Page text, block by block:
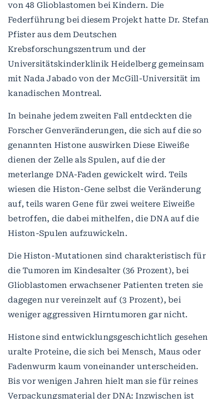
von 48 Glioblastomen bei Kindern. Die
Federführung bei diesem Projekt hatte Dr. Stefan
Pfister aus dem Deutschen
Krebsforschungszentrum und der
Universitätskinderklinik Heidelberg gemeinsam
mit Nada Jabado von der McGill-Universität im
kanadischen Montreal.
In beinahe jedem zweiten Fall entdeckten die
Forscher Genveränderungen, die sich auf die so
genannten Histone auswirken Diese Eiweiße
dienen der Zelle als Spulen, auf die der
meterlange DNA-Faden gewickelt wird. Teils
wiesen die Histon-Gene selbst die Veränderung
auf, teils waren Gene für zwei weitere Eiweiße
betroffen, die dabei mithelfen, die DNA auf die
Histon-Spulen aufzuwickeln.
Die Histon-Mutationen sind charakteristisch für
die Tumoren im Kindesalter (36 Prozent), bei
Glioblastomen erwachsener Patienten treten sie
dagegen nur vereinzelt auf (3 Prozent), bei
weniger aggressiven Hirntumoren gar nicht.
Histone sind entwicklungsgeschichtlich gesehen
uralte Proteine, die sich bei Mensch, Maus oder
Fadenwurm kaum voneinander unterscheiden.
Bis vor wenigen Jahren hielt man sie für reines
Verpackungsmaterial der DNA: Inzwischen ist